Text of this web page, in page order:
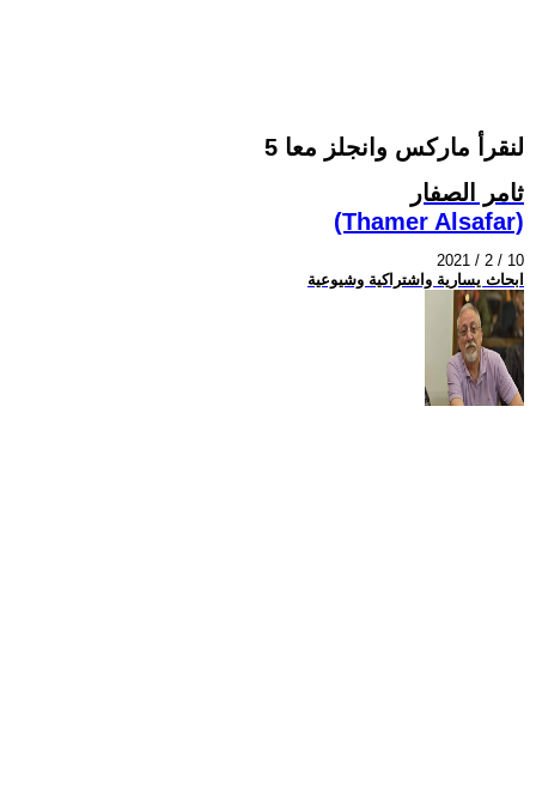
لنقرأ ماركس وانجلز معا 5
ثامر الصفار
(Thamer Alsafar)
2021 / 2 / 10
ابحاث يسارية واشتراكية وشيوعية